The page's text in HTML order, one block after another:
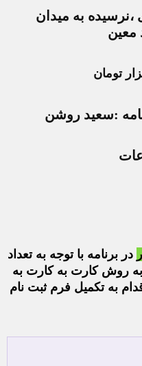
،نرسیده به میدان
معین
:سعید روشن
در برنامه با توجه به تعداد
به روش کارت به کارت به
به تکمیل فرم ثبت نام